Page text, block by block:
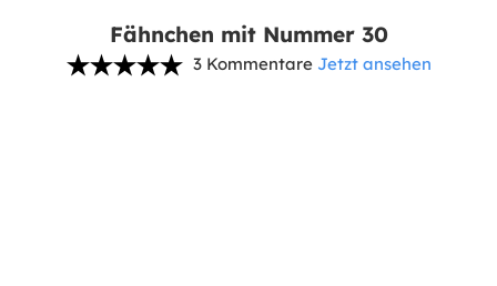
Fähnchen mit Nummer 30
3 Kommentare Jetzt ansehen